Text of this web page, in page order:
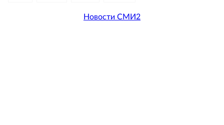
Новости СМИ2